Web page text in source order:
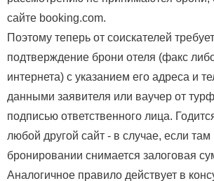
сайте booking.com.
Поэтому теперь от соискателей
подтверждение брони отеля (факс
интернета) с указанием его адреса и
данными заявителя или ваучер от
подписью ответственного лица.
любой другой сайт - в случае, если там
бронировании снимается залоговая
Аналогичное правило действует в